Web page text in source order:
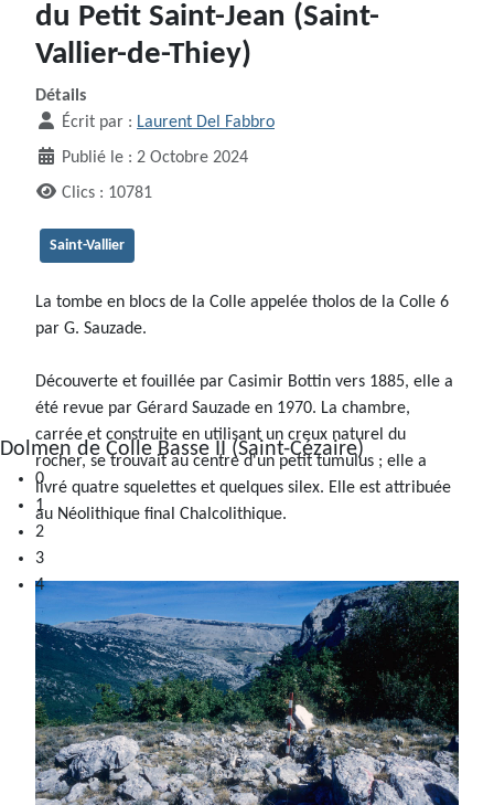
0
1
2
3
4
du Petit Saint-Jean (Saint-
Vallier-de-Thiey)
Détails
Écrit par : Laurent Del Fabbro
Publié le : 2 Octobre 2024
Clics : 10781
Saint-Vallier
La tombe en blocs de la Colle appelée tholos de la Colle 6
par G. Sauzade.
Découverte et fouillée par Casimir Bottin vers 1885, elle a
été revue par Gérard Sauzade en 1970. La chambre,
carrée et construite en utilisant un creux naturel du
rocher, se trouvait au centre d'un petit tumulus ; elle a
livré quatre squelettes et quelques silex. Elle est attribuée
au Néolithique final Chalcolithique.